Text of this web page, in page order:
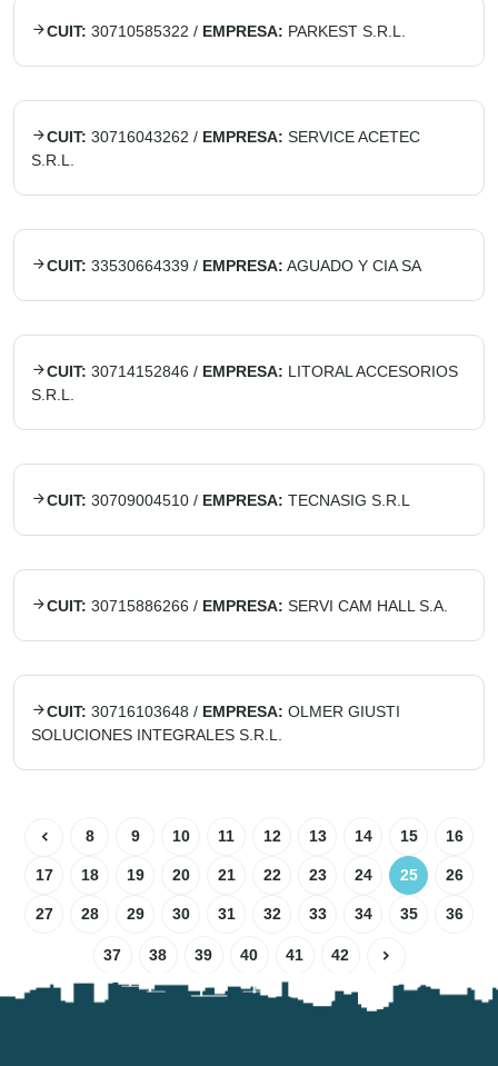
CUIT: 30710585322 / EMPRESA: PARKEST S.R.L.
CUIT: 30716043262 / EMPRESA: SERVICE ACETEC
S.R.L.
CUIT: 33530664339 / EMPRESA: AGUADO Y CIA SA
CUIT: 30714152846 / EMPRESA: LITORAL ACCESORIOS
S.R.L.
CUIT: 30709004510 / EMPRESA: TECNASIG S.R.L
CUIT: 30715886266 / EMPRESA: SERVI CAM HALL S.A.
CUIT: 30716103648 / EMPRESA: OLMER GIUSTI
SOLUCIONES INTEGRALES S.R.L.
8 9 10 11 12 13 14 15 16
17 18 19 20 21 22 23 24 25 26
27 28 29 30 31 32 33 34 35 36
37 38 39 40 41 42